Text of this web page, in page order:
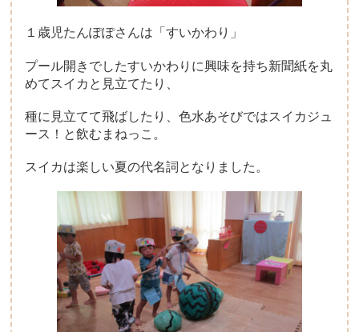
１歳児たんぽぽさんは「すいかわり」
プール開きでしたすいかわりに興味を持ち新聞紙を丸
めてスイカと見立てたり、
種に見立てて飛ばしたり、色水あそびではスイカジュ
ース！と飲むまねっこ。
スイカは楽しい夏の代名詞となりました。